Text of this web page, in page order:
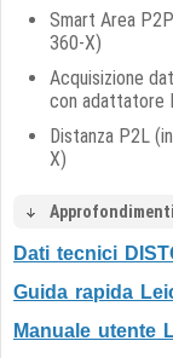
Smart Area
360-X)
Acquisizione
con adattatore
Distanza P2L
X)
Dati tecnici
Guida rapida
Manuale utente